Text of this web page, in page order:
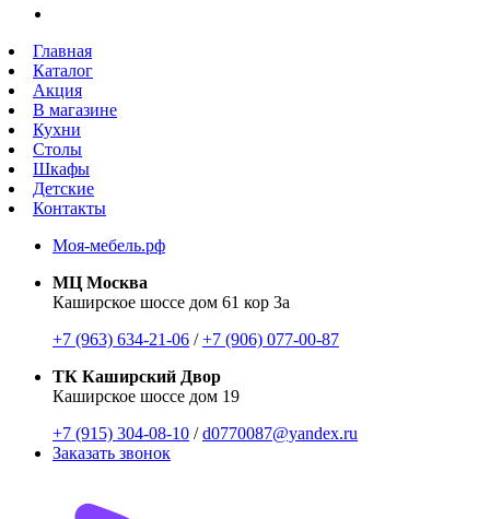
Главная
Каталог
Акция
В магазине
Кухни
Столы
Шкафы
Детские
Контакты
Моя-мебель.рф
МЦ Москва
Каширское шоссе дом 61 кор 3а
+7 (963) 634-21-06 /+7 (906) 077-00-87
ТК Каширский Двор
Каширское шоссе дом 19
+7 (915) 304-08-10 /d0770087@yandex.ru
Заказать звонок